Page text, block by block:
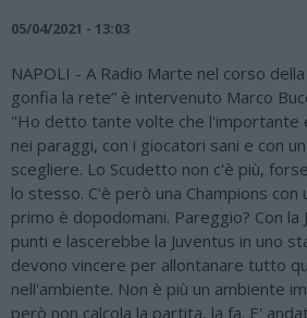
05/04/2021 - 13:03
NAPOLI - A Radio Marte nel corso
gonfia la rete” è intervenuto Marco
"Ho detto tante volte che l'importante
nei paraggi, con i giocatori sani e con
scegliere. Lo Scudetto non c'è più,
lo stesso. C'è però una Champions con
primo è dopodomani. Pareggio? Con
punti e lascerebbe la Juventus in uno
devono vincere per allontanare tutto
nell'ambiente. Non è più un ambiente
però non calcola la partita, la fa. E'